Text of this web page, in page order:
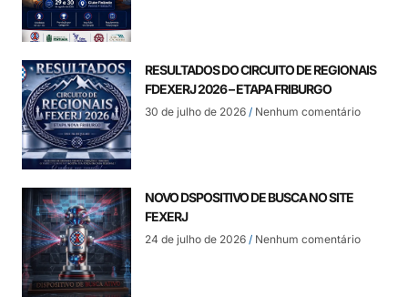
RESULTADOS DO CIRCUITO DE REGIONAIS
FDEXERJ 2026 – ETAPA FRIBURGO
30 de julho de 2026 Nenhum comentário
NOVO DSPOSITIVO DE BUSCA NO SITE
FEXERJ
24 de julho de 2026 Nenhum comentário